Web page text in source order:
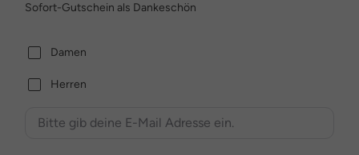
Sofort-Gutschein als Dankeschön
Damen
Herren